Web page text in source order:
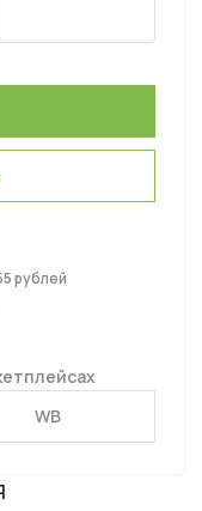
рублей
WB